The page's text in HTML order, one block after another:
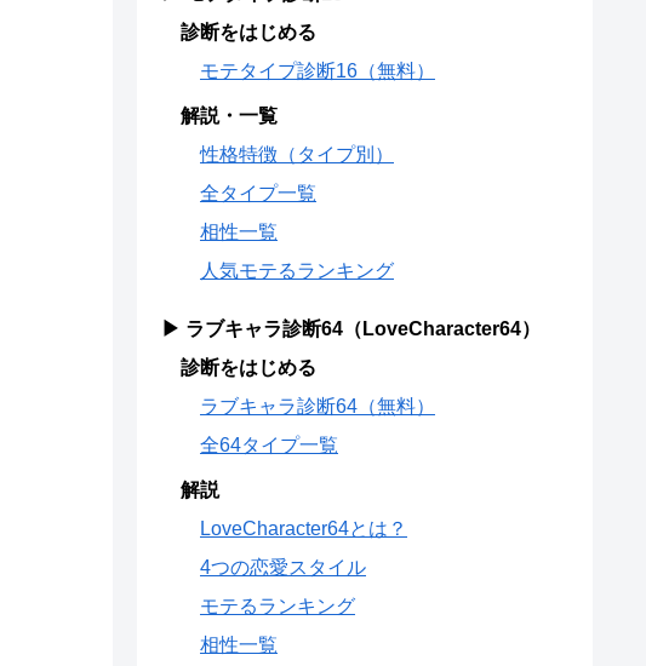
診断をはじめる
モテタイプ診断16（無料）
解説・一覧
性格特徴（タイプ別）
全タイプ一覧
相性一覧
人気モテるランキング
▶ ラブキャラ診断64（LoveCharacter64）
診断をはじめる
ラブキャラ診断64（無料）
全64タイプ一覧
解説
LoveCharacter64とは？
4つの恋愛スタイル
モテるランキング
相性一覧